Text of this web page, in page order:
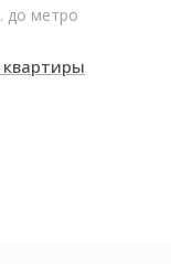
до метро
квартиры